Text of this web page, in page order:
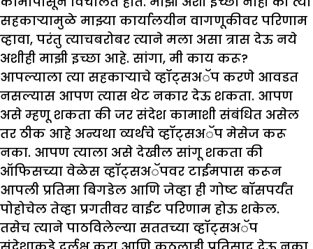
सहकाऱ्यामुळे माझ् या कार्यालयीन वागणूकीवर परिणाम
व्हावा, परंतु त्याचबरोबर त्याने मला असा त्रास देऊ नये
अशीही माझी इच्छा आहे. सांगा, मी काय करू?
आपल्याला त्या सहकाऱ्याचे व्हॉट्सअॅप करणे आवडत
नसल्यास आपण त्यास थेट नकार देऊ शकता. आपण
असे म्हणू शकता की जर संदेश कामाशी संबंधित असेल
तर ठीक आहे अन्यथा व्यर्थचे व्हॉट्सअॅप मेसेज करू
नका. आपण त्याला असे देखील सांगू शकता की
ऑफिसच्या वेळेस व्हॉट्सअॅपवर टाईमपास करून
आपली प्रतिमा बिगडेल आणि जेव्हा ही गोष्ट बॉसपर्यंत
पोहोचेल तेव्हा प्रगतीवर वाईट परिणाम होऊ शकेल.
तसेच त्याने पाठविलेल्या सततच्या व्हॉट्सअॅप